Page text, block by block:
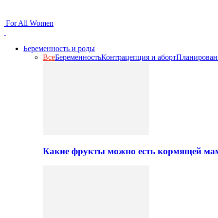
For All Women
Беременность и роды
ВсеБеременностьКонтрацепция и аборт
Какие фрукты можно есть кормящей